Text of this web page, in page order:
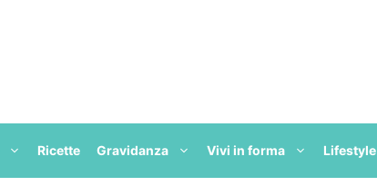
Ricette Gravidanza Vivi in forma Lifestyle